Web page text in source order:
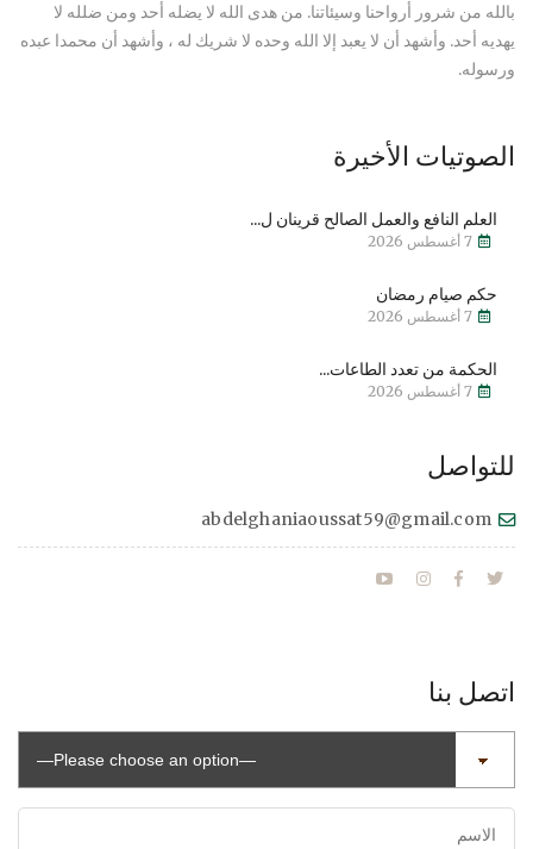
بالله من شرور أرواحنا وسيئاتنا. من هدى الله لا يضله أحد ومن ضلله لا
يهديه أحد. وأشهد أن لا يعبد إلا الله وحده لا شريك له ، وأشهد أن محمدا عبده
ورسوله.
الصوتيات الأخيرة
العلم النافع والعمل الصالح قرينان ل...
7 أغسطس 2026
حكم صيام رمضان
7 أغسطس 2026
الحكمة من تعدد الطاعات...
7 أغسطس 2026
للتواصل
abdelghaniaoussat59@gmail.com
اتصل بنا